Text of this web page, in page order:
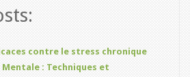
contre le stress chronique
: Techniques et